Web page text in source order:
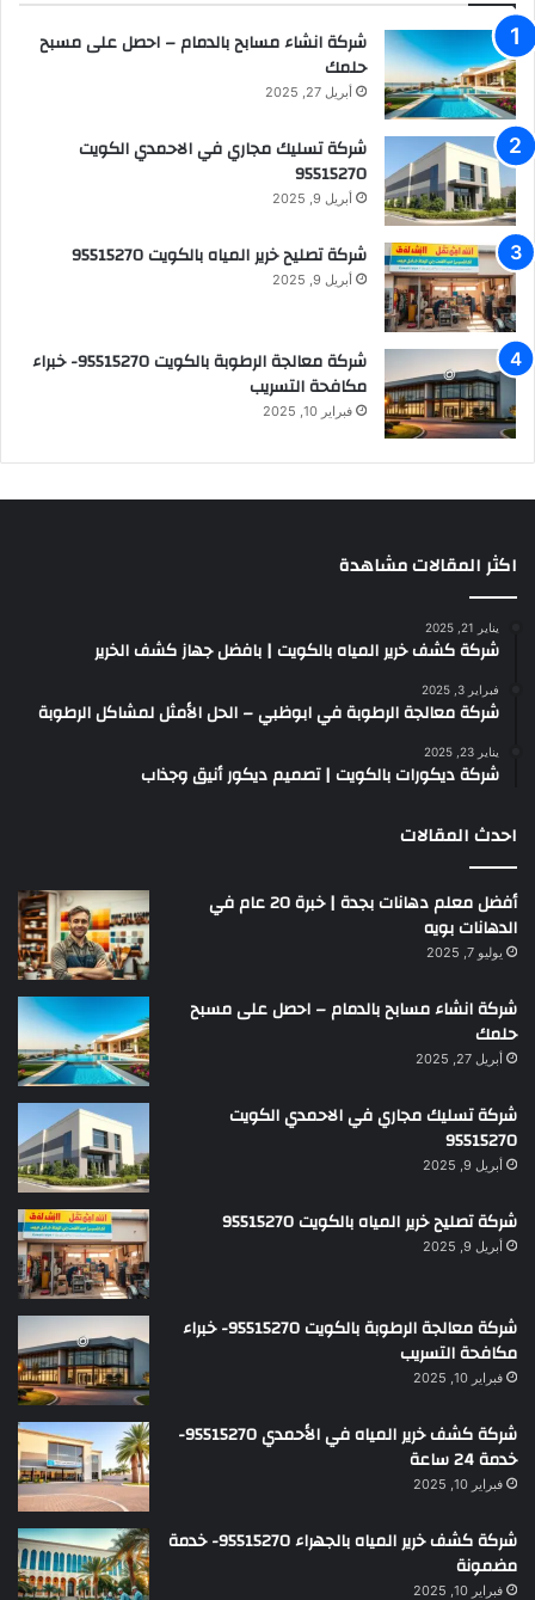
شركة انشاء مسابح بالدمام – احصل على مسبح
حلمك
أبريل 27, 2025
شركة تسليك مجاري في الاحمدي الكويت
95515270
أبريل 9, 2025
شركة تصليح خرير المياه بالكويت 95515270
أبريل 9, 2025
شركة معالجة الرطوبة بالكويت 95515270- خبراء
مكافحة التسريب
فبراير 10, 2025
اكثر المقالات مشاهدة
يناير 21, 2025
شركة كشف خرير المياه بالكويت | بافضل جهاز كشف الخرير
فبراير 3, 2025
شركة معالجة الرطوبة في ابوظبي – الحل الأمثل لمشاكل الرطوبة
يناير 23, 2025
شركة ديكورات بالكويت | تصميم ديكور أنيق وجذاب
احدث المقالات
أفضل معلم دهانات بجدة | خبرة 20 عام في
الدهانات بويه
يوليو 7, 2025
شركة انشاء مسابح بالدمام – احصل على مسبح
حلمك
أبريل 27, 2025
شركة تسليك مجاري في الاحمدي الكويت
95515270
أبريل 9, 2025
شركة تصليح خرير المياه بالكويت 95515270
أبريل 9, 2025
شركة معالجة الرطوبة بالكويت 95515270- خبراء
مكافحة التسريب
فبراير 10, 2025
شركة كشف خرير المياه في الأحمدي 95515270-
خدمة 24 ساعة
فبراير 10, 2025
شركة كشف خرير المياه بالجهراء 95515270- خدمة
مضمونة
فبراير 10, 2025